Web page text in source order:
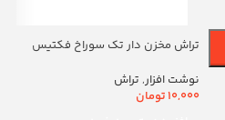
تراش مخزن دار تک سوراخ فکتیس
نوشت افزار, تراش
10,000تومان